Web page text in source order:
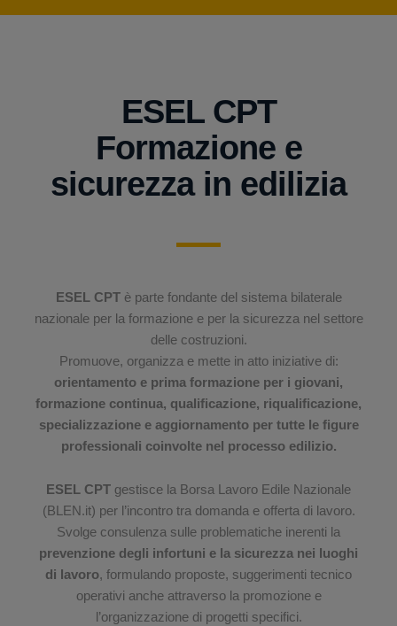
ESEL CPT
Formazione e
sicurezza in edilizia
ESEL CPTè parte fondante del sistema bilaterale
nazionale per la formazione e per la sicurezza nel settore
delle costruzioni.
Promuove, organizza e mette in atto iniziative di:
orientamento e prima formazione per i giovani,
formazione continua, qualificazione, riqualificazione,
specializzazione e aggiornamento per tutte le figure
professionali coinvolte nel processo edilizio.
ESEL CPT gestisce la Borsa Lavoro Edile Nazionale
(BLEN.it) per l’incontro tra domanda e offerta di lavoro.
Svolge consulenza sulle problematiche inerenti la
prevenzione degli infortuni e la sicurezza nei luoghi
di lavoro, formulando proposte, suggerimenti tecnico
operativi anche attraverso la promozione e
l’organizzazione di progetti specifici.